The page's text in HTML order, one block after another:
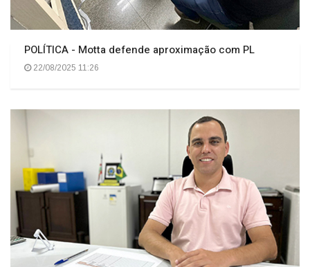
POLÍTICA - Motta defende aproximação com PL
22/08/2025 11:26